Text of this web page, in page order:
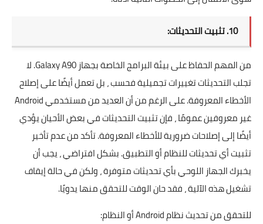
10. تثبيت التحديثات:
من المهم الحفاظ على بيئة البرامج الخاصة بجهاز Galaxy A90. لا
تجلب التحديثات تغييرات تجميلية فحسب ، بل تعمل أيضًا على إصلاح
الأخطاء المعروفة. على الرغم من أن العديد من مستخدمي Android
غير معروفين عمومًا ، فإن تثبيت التحديثات في بعض الأحيان يؤدي
أيضًا إلى إصلاحات ضرورية للأخطاء المعروفة. تأكد من عدم تأخير
تثبيت أي تحديثات للنظام أو التطبيق. بشكل افتراضي ، يجب أن
يخبرك الجهاز اللوحي بأي تحديثات متوفرة ، ولكن في حالة إيقاف
تشغيل هذه الآلية ، فقد حان الوقت للتحقق منها يدويًا.
للتحقق من تحديث نظام Android أو النظام: